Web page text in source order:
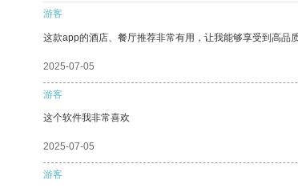
游客
这款app的酒店、餐厅推荐非常有用，让我能够享受到高品
2025-07-05
游客
这个软件我非常喜欢
2025-07-05
游客